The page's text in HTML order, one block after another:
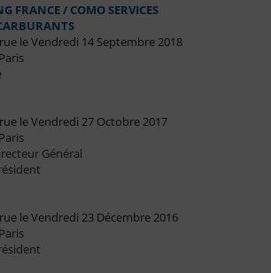
FRANCE / COMO SERVICES
le Vendredi 14 Septembre 2018
le Vendredi 27 Octobre 2017
Général
le Vendredi 23 Décembre 2016